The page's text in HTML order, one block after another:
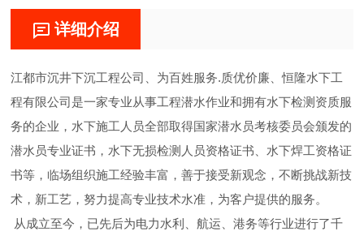
详细介绍
江都市沉井下沉工程公司、为百姓服务.质优价廉、恒隆水下工
程有限公司是一家专业从事工程潜水作业和拥有水下检测资质服
务的企业，水下施工人员全部取得国家潜水员考核委员会颁发的
潜水员专业证书，水下无损检测人员资格证书、水下焊工资格证
书等，临场组织施工经验丰富，善于接受新观念，不断挑战新技
术，新工艺，努力提高专业技术水准，为客户提供的服务。
从成立至今，已先后为电力水利、航运、港务等行业进行了千